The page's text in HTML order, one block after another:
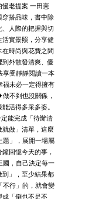
慢老提案 一田憲
穿搭品味，書中除
人際的把握與切
實景照，分享健
時尚與花費之間
外散發清爽、優
享受靜靜閱讀一本
福未必一定得擁有
不到也沒關係，
活得多采多姿。
能完成「待辦清
就做」清單，這麼
題」，展開一場屬
回憶今天的事，
國，自己決定每一
到」，至少結果都
不行」的，就會變
成「倒也不是不